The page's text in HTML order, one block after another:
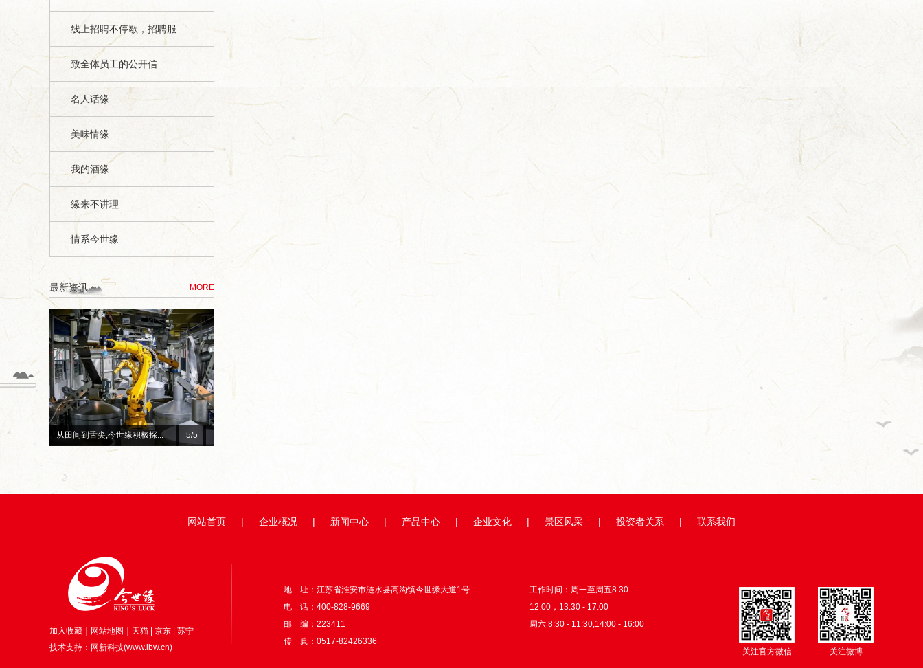
线上招聘不停歇，招聘服...
致全体员工的公开信
名人话缘
美味情缘
我的酒缘
缘来不讲理
情系今世缘
最新资讯 MORE
1/5
总台×今世缘官宣！李宇春、...
网站首页 | 企业概况 | 新闻中心 | 产品中心 | 企业文化 | 景区风采 | 投资者关系 | 联系我们
加入收藏 网站地图 天猫 京东
苏宁
技术支持： 网新科技(www.ibw.cn)
地 址：江苏省淮安市涟水县高沟镇今世缘大道1号
工作时间：周一至周五8:30 -
12:00，13:30 - 17:00
周六 8:30 - 11:30,14:00 - 16:00
电 话：400-828-9669
邮 编：223411
传 真：0517-82426336
关注官方微信
关注微博